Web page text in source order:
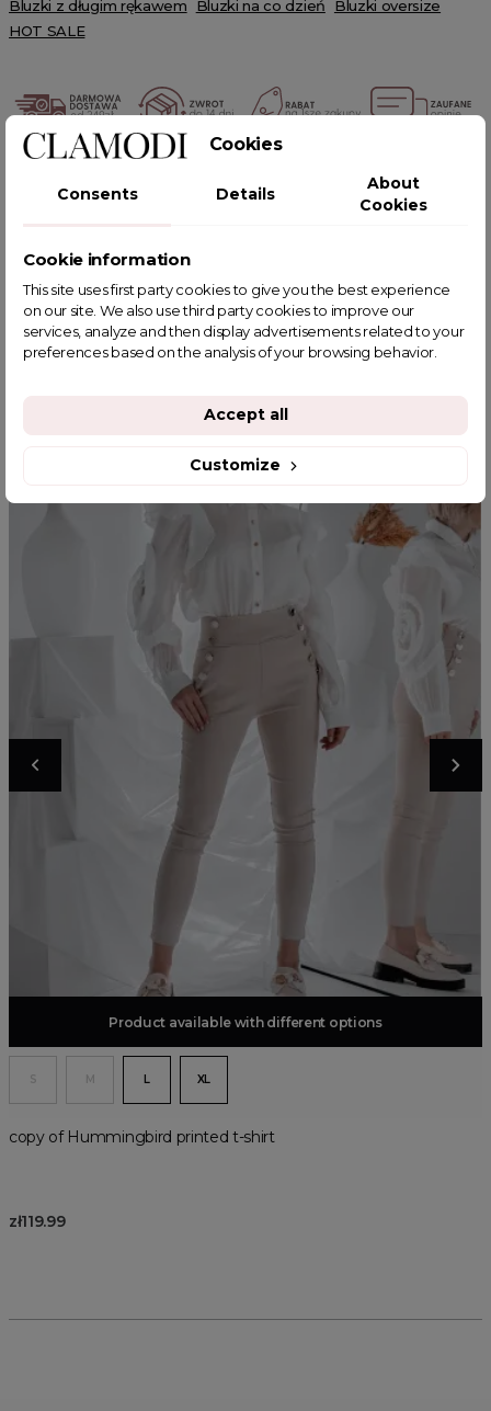
Bluzki z długim rękawem Bluzki na co dzień
Bluzki oversize
HOT SALE
YOU MIGHT ALSO LIKE
Add to basket
Product available with different options
S M L XL
copy of Hummingbird printed t-shirt
zł119.99
Cookies
Consents Details
About
Cookies
Cookie information
This site uses first party cookies to give you the best experience
on our site. We also use third party cookies to improve our
services, analyze and then display advertisements related to your
preferences based on the analysis of your browsing behavior.
Customize
Accept all